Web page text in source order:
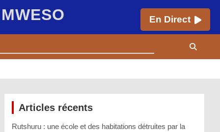
En Direct
Articles récents
Rutshuru : une école et des habitations détruites par la